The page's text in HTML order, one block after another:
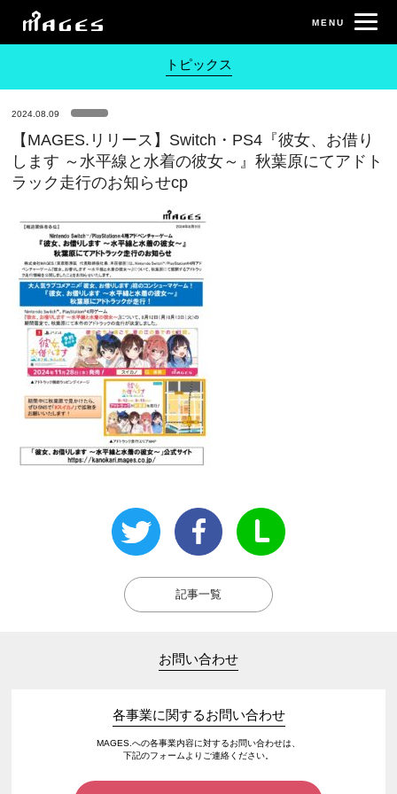
トピックス
2024.08.09
【MAGES.リリース】Switch・PS4『彼女、お借り
します ～水平線と水着の彼女～』秋葉原にてアドト
ラック走行のお知らせcp
記事一覧
お問い合わせ
各事業に関するお問い合わせ
MAGES.への各事業内容に対するお問い合わせは、
下記のフォームよりご連絡ください。